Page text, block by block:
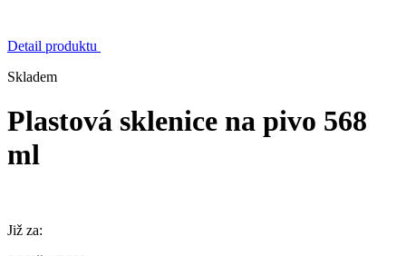
Detail produktu
Skladem
Plastová sklenice na pivo 568
ml
Již za: